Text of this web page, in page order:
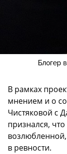
Блогер
В рамках
мнением и о
Чистяковой с
признался,
в ревности.